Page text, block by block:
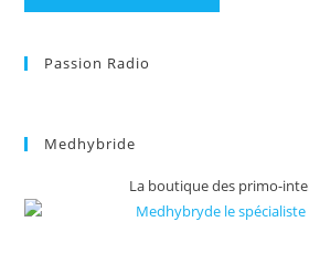
Passion Radio
Medhybride
La boutique des primo-